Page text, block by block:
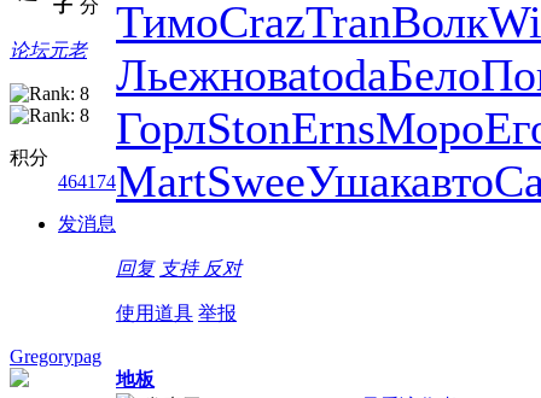
子 分
论坛元老
积分
464174
发消息
ТимоCrazTranВолк
ЛьежноваtodaБело
ГорлStonErnsМоро
MartSweeУшакавто
回复 支持 反对
使用道具 举报
Gregorypag
地板